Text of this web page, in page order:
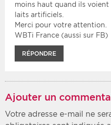
moins haut quand ils
laits artificiels.
Merci pour votre attention.
WBTi France (aussi sur FB)
RÉPONDRE
Ajouter un
Votre adresse e-mail ne